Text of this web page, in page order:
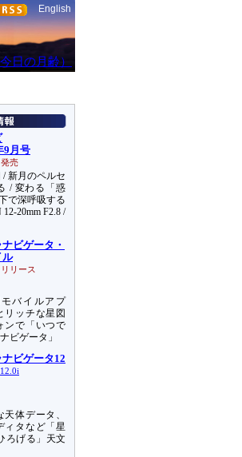
English
9月号
売
/ 新月のペルセ
/ 変わる「惑
で深呼吸する
20mm F2.8 /
ビゲータ・
ル
リース
バイルアプ
リッチな星図
ンで「いつで
ビゲータ」
ナビゲータ12
12.0i
体データ、
ィタなど「星
ろげる」天文